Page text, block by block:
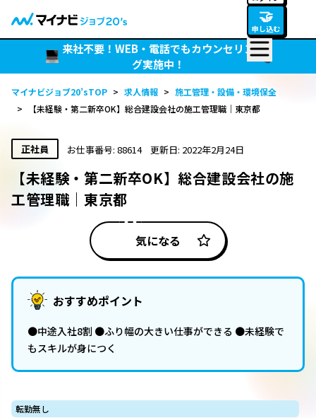
🤝
申し込む
来社不要！WEB・電話でもカウンセリン
グ実施中！
マイナビジョブ20’sTOP > 求人情報 > 施工管理・設備・環境保全
>
【未経験・第二新卒OK】総合建設会社の施工管理職｜東京都
正社員 お仕事番号: 88614 更新日: 2022年2月24日
【未経験・第二新卒OK】総合建設会社の施
工管理職｜東京都
気になる
おすすめポイント
●中途入社8割 ●ふり幅の大きい仕事ができる ●未経験で
もスキルが身につく
転勤無し